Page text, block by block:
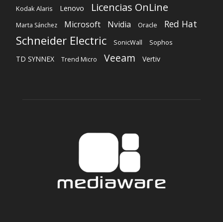
Kodak Alaris Lenovo Licencias OnLine
Marta Sánchez Microsoft Nvidia Oracle Red Hat
Schneider Electric SonicWall Sophos
TD SYNNEX Trend Micro Veeam Vertiv